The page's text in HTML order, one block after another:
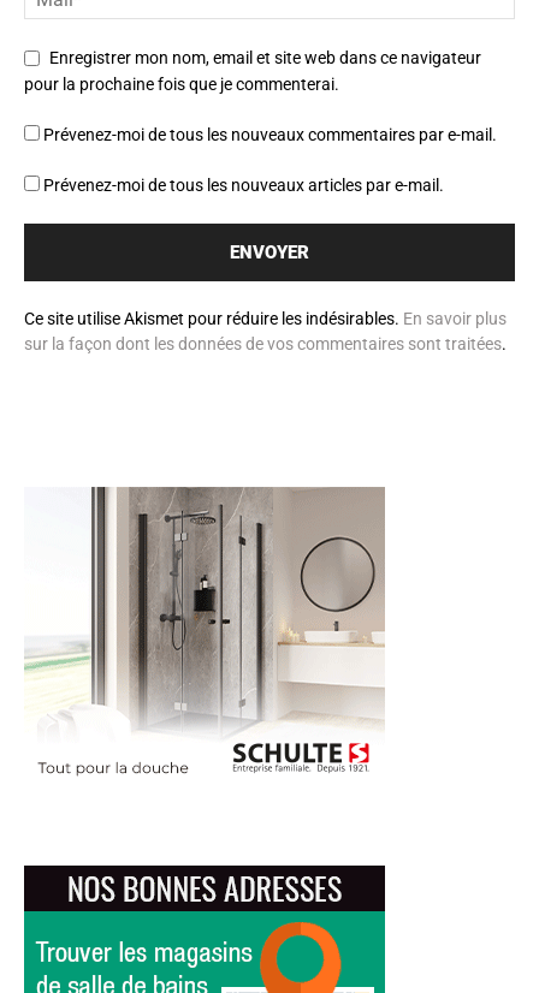
Enregistrer mon nom, email et site web dans ce navigateur
pour la prochaine fois que je commenterai.
Prévenez-moi de tous les nouveaux commentaires par e-mail.
Prévenez-moi de tous les nouveaux articles par e-mail.
Ce site utilise Akismet pour réduire les indésirables. En savoir plus
sur la façon dont les données de vos commentaires sont traitées.